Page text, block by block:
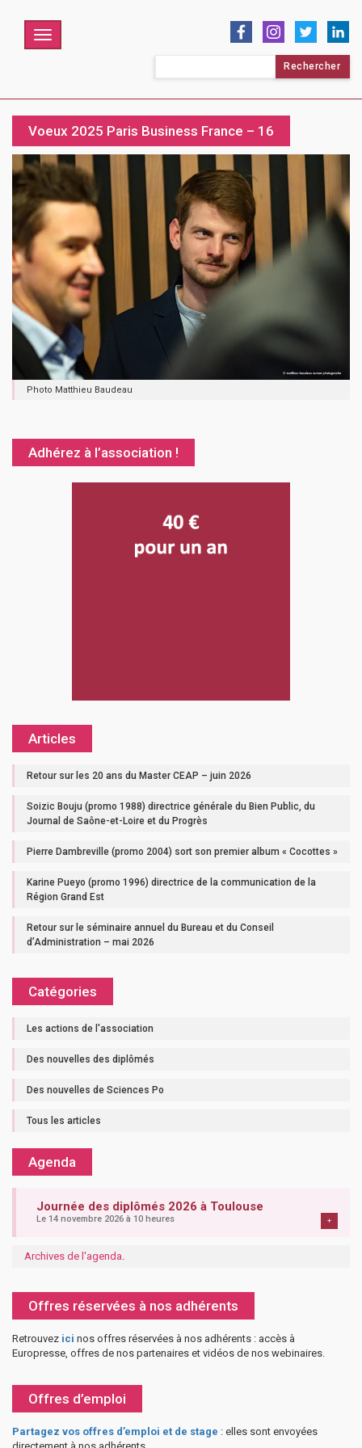
Menu
Voeux 2025 Paris Business France – 16
Photo Matthieu Baudeau
Adhérez à l’association !
Articles
Retour sur les 20 ans du Master CEAP – juin 2026
Soizic Bouju (promo 1988) directrice générale du Bien Public, du
Journal de Saône-et-Loire et du Progrès
Pierre Dambreville (promo 2004) sort son premier album « Cocottes »
Karine Pueyo (promo 1996) directrice de la communication de la
Région Grand Est
Retour sur le séminaire annuel du Bureau et du Conseil
d’Administration – mai 2026
Catégories
Les actions de l'association
Des nouvelles des diplômés
Des nouvelles de Sciences Po
Tous les articles
Agenda
Journée des diplômés 2026 à Toulouse
Le 14 novembre 2026 à 10 heures +
Archives de l'agenda
Offres réservées à nos adhérents
Retrouvez ici nos offres réservées à nos adhérents : accès à
Europresse, offres de nos partenaires et vidéos de nos webinaires.
Offres d’emploi
Partagez vos offres d’emploi et de stage : elles sont envoyées